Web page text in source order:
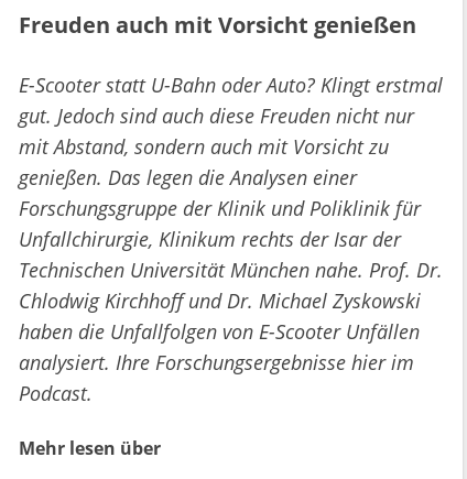
Freuden auch mit Vorsicht genießen
E-Scooter statt U-Bahn oder Auto? Klingt erstmal
gut. Jedoch sind auch diese Freuden nicht nur
mit Abstand, sondern auch mit Vorsicht zu
genießen. Das legen die Analysen einer
Forschungsgruppe der Klinik und Poliklinik für
Unfallchirurgie, Klinikum rechts der Isar der
Technischen Universität München nahe. Prof. Dr.
Chlodwig Kirchhoff und Dr. Michael Zyskowski
haben die Unfallfolgen von E-Scooter Unfällen
analysiert. Ihre Forschungsergebnisse hier im
Podcast.
Mehr lesen über